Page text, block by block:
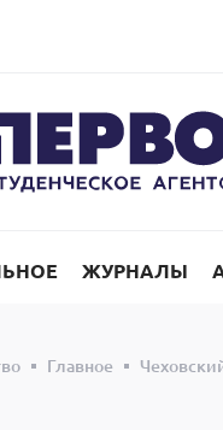
ЖУРНАЛЫ
Главное